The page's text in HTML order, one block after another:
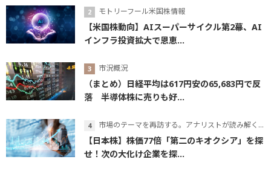
モトリーフール米国株情報
【米国株動向】AIスーパーサイクル第2幕、AI
インフラ投資拡大で恩恵...
市況概況
（まとめ）日経平均は617円安の65,683円で反
落 半導体株に売りも好...
市場のテーマを再訪する。アナリストが読み解くテーマの本質
【日本株】株価77倍「第二のキオクシア」を探
せ！次の大化け企業を探...